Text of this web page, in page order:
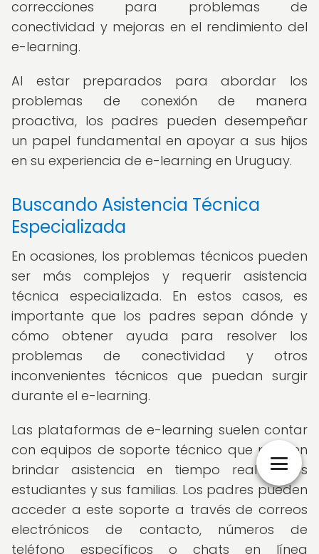
correcciones para problemas de
conectividad y mejoras en el rendimiento del
e-learning.
Al estar preparados para abordar los
problemas de conexión de manera
proactiva, los padres pueden desempeñar
un papel fundamental en apoyar a sus hijos
en su experiencia de e-learning en Uruguay.
Buscando Asistencia Técnica
Especializada
En ocasiones, los problemas técnicos pueden
ser más complejos y requerir asistencia
técnica especializada. En estos casos, es
importante que los padres sepan dónde y
cómo obtener ayuda para resolver los
problemas de conectividad y otros
inconvenientes técnicos que puedan surgir
durante el e-learning.
Las plataformas de e-learning suelen contar
con equipos de soporte técnico que pueden
brindar asistencia en tiempo real a los
estudiantes y sus familias. Los padres pueden
acceder a este soporte a través de correos
electrónicos de contacto, números de
teléfono específicos o chats en línea